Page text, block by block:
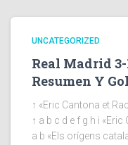
UNCATEGORIZED
Real Madrid 3-
Resumen Y
↑ «Eric Cantona et
↑ a b c d e f g h i
a b «Els orígens